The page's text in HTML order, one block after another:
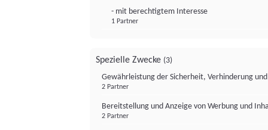
- mit berechtigtem Interesse
1 Partner
Spezielle Zwecke (3)
Gewährleistung der Sicherheit, Verhinderung
2 Partner
Bereitstellung und Anzeige von Werbung und
2 Partner